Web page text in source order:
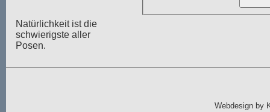
Natürlichkeit ist die
schwierigste aller
Posen.
Webdesign by